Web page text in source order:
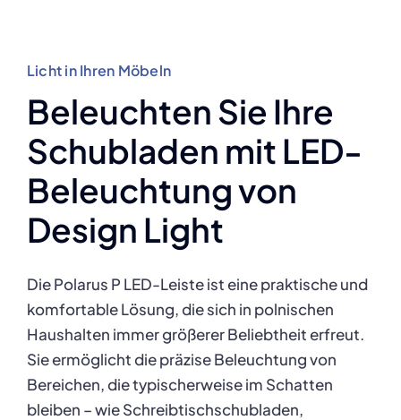
Licht in Ihren Möbeln
Beleuchten Sie Ihre
Schubladen mit LED-
Beleuchtung von
Design Light
Die Polarus P LED-Leiste ist eine praktische und
komfortable Lösung, die sich in polnischen
Haushalten immer größerer Beliebtheit erfreut.
Sieermöglicht die präzise Beleuchtung von
Bereichen, die typischerweise im Schatten
bleiben – wie Schreibtischschubladen,